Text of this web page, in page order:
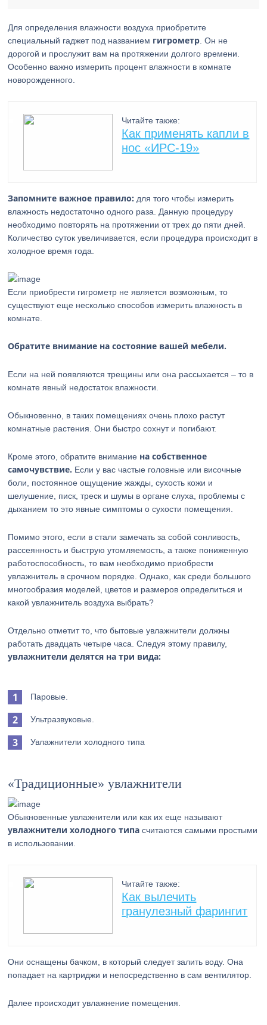
Для определения влажности воздуха приобретите
специальный гаджет под названием гигрометр . Он не
дорогой и прослужит вам на протяжении долгого времени.
Особенно важно измерить процент влажности в комнате
новорожденного.
Читайте также:
Как применять капли в
нос «ИРС-19»
Запомните важное правило: для того чтобы измерить
влажность недостаточно одного раза. Данную процедуру
необходимо повторять на протяжении от трех до пяти дней.
Количество суток увеличивается, если процедура происходит в
холодное время года.
Если приобрести гигрометр не является возможным, то
существуют еще несколько способов измерить влажность в
комнате.
Обратите внимание на состояние вашей мебели.
Если на ней появляются трещины или она рассыхается – то в
комнате явный недостаток влажности.
Обыкновенно, в таких помещениях очень плохо растут
комнатные растения. Они быстро сохнут и погибают.
Кроме этого, обратите внимание на собственное
самочувствие. Если у вас частые головные или височные
боли, постоянное ощущение жажды, сухость кожи и
шелушение, писк, треск и шумы в органе слуха, проблемы с
дыханием то это явные симптомы о сухости помещения.
Помимо этого, если в стали замечать за собой сонливость,
рассеянность и быструю утомляемость, а также пониженную
работоспособность, то вам необходимо приобрести
увлажнитель в срочном порядке. Однако, как среди большого
многообразия моделей, цветов и размеров определиться и
какой увлажнитель воздуха выбрать?
Отдельно отметит то, что бытовые увлажнители должны
работать двадцать четыре часа. Следуя этому правилу,
увлажнители делятся на три вида:
Паровые.
Ультразвуковые.
Увлажнители холодного типа
«Традиционные» увлажнители
Обыкновенные увлажнители или как их еще называют
увлажнители холодного типа считаются самыми простыми
в использовании.
Читайте также:
Как вылечить
гранулезный фарингит
Они оснащены бачком, в который следует залить воду. Она
попадает на картриджи и непосредственно в сам вентилятор.
Далее происходит увлажнение помещения.